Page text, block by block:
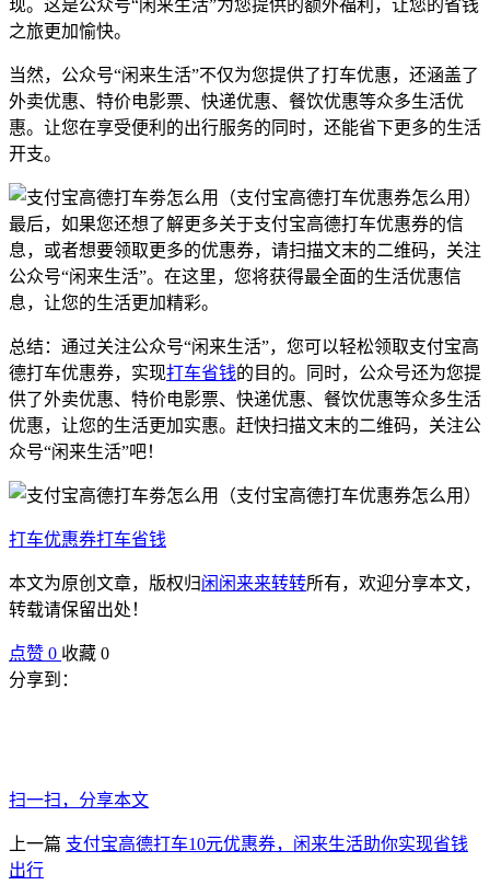
现。这是公众号“闲来生活”为您提供的额外福利，让您的省钱
之旅更加愉快。
当然，公众号“闲来生活”不仅为您提供了打车优惠，还涵盖了
外卖优惠、特价电影票、快递优惠、餐饮优惠等众多生活优
惠。让您在享受便利的出行服务的同时，还能省下更多的生活
开支。
最后，如果您还想了解更多关于支付宝高德打车优惠券的信
息，或者想要领取更多的优惠券，请扫描文末的二维码，关注
公众号“闲来生活”。在这里，您将获得最全面的生活优惠信
息，让您的生活更加精彩。
总结：通过关注公众号“闲来生活”，您可以轻松领取支付宝高
德打车优惠券，实现打车省钱的目的。同时，公众号还为您提
供了外卖优惠、特价电影票、快递优惠、餐饮优惠等众多生活
优惠，让您的生活更加实惠。赶快扫描文末的二维码，关注公
众号“闲来生活”吧！
打车优惠券打车省钱
本文为原创文章，版权归闲闲来来转转所有，欢迎分享本文，
转载请保留出处！
点赞 0 收藏 0
分享到：
扫一扫，分享本文
上一篇 支付宝高德打车10元优惠券，闲来生活助你实现省钱
出行